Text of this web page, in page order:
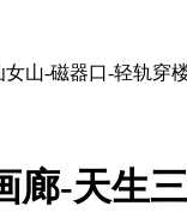
山-磁器口-轻轨穿
-天生